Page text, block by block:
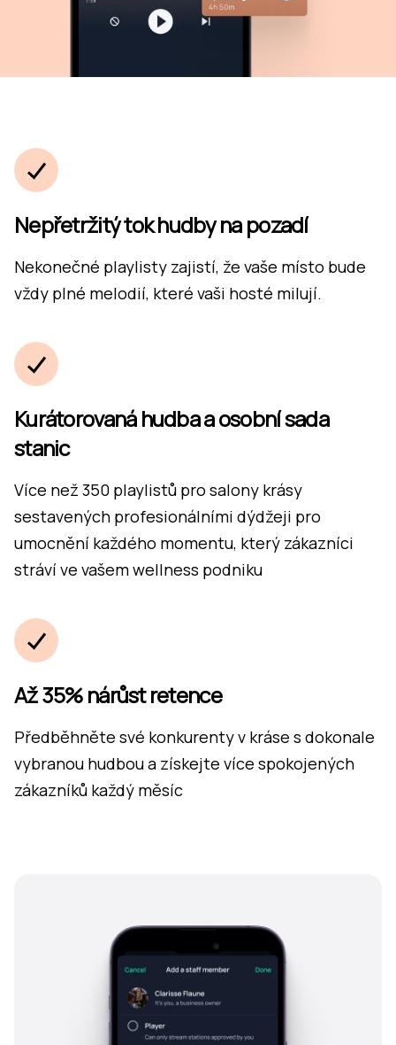
Nepřetržitý tok hudby na pozadí
Nekonečné playlisty zajistí, že vaše místo bude
vždy plné melodií, které vaši hosté milují.
Kurátorovaná hudba a osobní sada
stanic
Více než 350 playlistů pro salony krásy
sestavených profesionálními dýdžeji pro
umocnění každého momentu, který zákazníci
stráví ve vašem wellness podniku
Až 35% nárůst retence
Předběhněte své konkurenty v kráse s dokonale
vybranou hudbou a získejte více spokojených
zákazníků každý měsíc